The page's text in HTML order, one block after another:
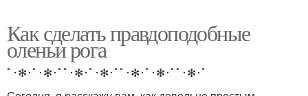
Как сделать правдоподобные
оленьи рога
ﾟ･✻･ﾟ･✻･ﾟﾟ･✻･ﾟ･✻･ﾟﾟ･✻･ﾟ･✻･ﾟﾟ･✻･ﾟ